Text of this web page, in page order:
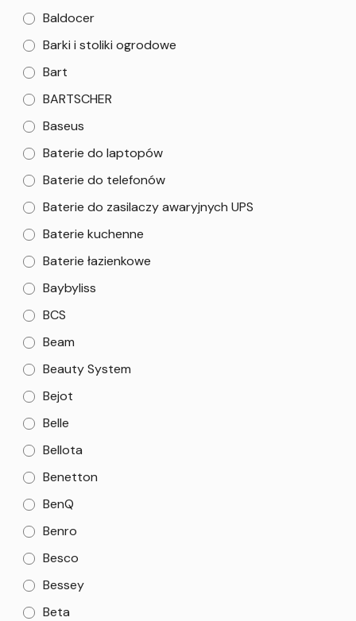
Baldocer
Barki i stoliki ogrodowe
Bart
BARTSCHER
Baseus
Baterie do laptopów
Baterie do telefonów
Baterie do zasilaczy awaryjnych UPS
Baterie kuchenne
Baterie łazienkowe
Baybyliss
BCS
Beam
Beauty System
Bejot
Belle
Bellota
Benetton
BenQ
Benro
Besco
Bessey
Beta